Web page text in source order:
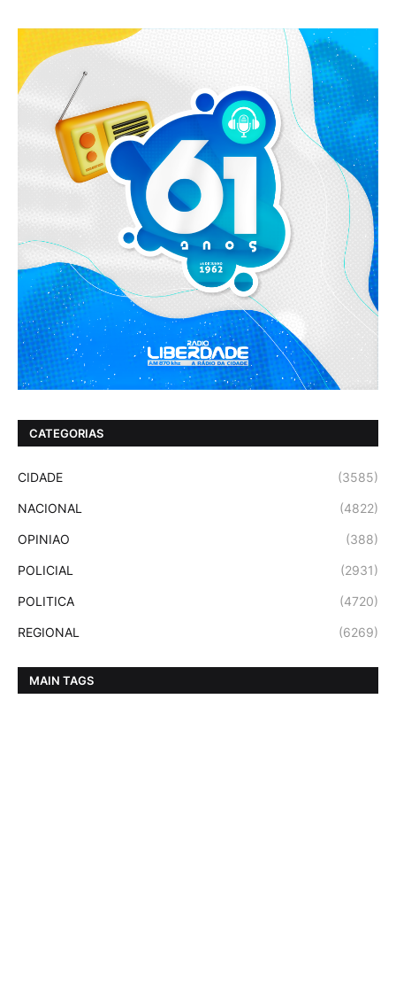
CATEGORIAS
CIDADE (3585)
NACIONAL (4822)
OPINIAO (388)
POLICIAL (2931)
POLITICA (4720)
REGIONAL (6269)
MAIN TAGS